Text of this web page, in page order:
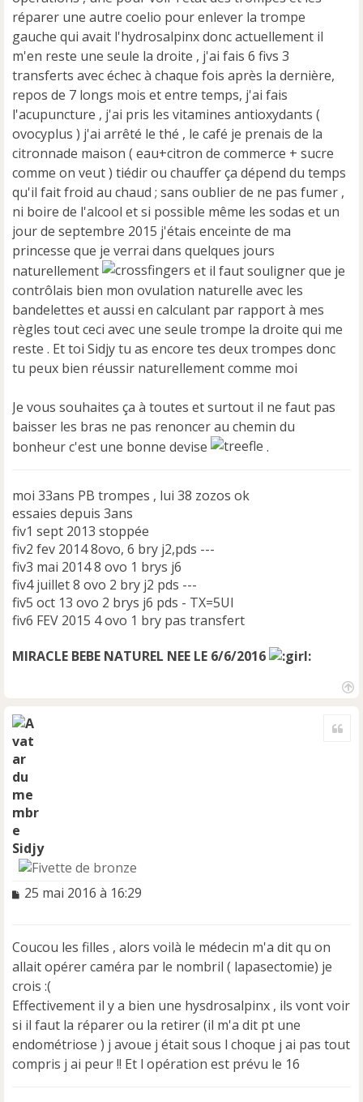
réparer une autre coelio pour enlever la trompe
gauche qui avait l'hydrosalpinx donc actuellement il
m'en reste une seule la droite , j'ai fais 6 fivs 3
transferts avec échec à chaque fois après la dernière,
repos de 7 longs mois et entre temps, j'ai fais
l'acupuncture , j'ai pris les vitamines antioxydants (
ovocyplus ) j'ai arrêté le thé , le café je prenais de la
citronnade maison ( eau+citron de commerce + sucre
comme on veut ) tiédir ou chauffer ça dépend du temps
qu'il fait froid au chaud ; sans oublier de ne pas fumer ,
ni boire de l'alcool et si possible même les sodas et un
jour de septembre 2015 j'étais enceinte de ma
princesse que je verrai dans quelques jours
naturellement
et il faut souligner que je
contrôlais bien mon ovulation naturelle avec les
bandelettes et aussi en calculant par rapport à mes
règles tout ceci avec une seule trompe la droite qui me
reste . Et toi Sidjy tu as encore tes deux trompes donc
tu peux bien réussir naturellement comme moi
Je vous souhaites ça à toutes et surtout il ne faut pas
baisser les bras ne pas renoncer au chemin du
bonheur c'est une bonne devise
.
moi 33ans PB trompes , lui 38 zozos ok
essaies depuis 3ans
fiv1 sept 2013 stoppée
fiv2 fev 2014 8ovo, 6 bry j2,pds ---
fiv3 mai 2014 8 ovo 1 brys j6
fiv4 juillet 8 ovo 2 bry j2 pds ---
fiv5 oct 13 ovo 2 brys j6 pds - TX=5UI
fiv6 FEV 2015 4 ovo 1 bry pas transfert
MIRACLE BEBE NATUREL NEE LE 6/6/2016
Sidjy
M
a
g
e
n
o
n
l
u
25 mai 2016 à 16:29
Coucou les filles , alors voilà le médecin m'a dit qu on
allait opérer caméra par le nombril ( lapasectomie) je
crois :(
Effectivement il y a bien une hysdrosalpinx , ils vont voir
si il faut la réparer ou la retirer (il m'a dit pt une
endométriose ) j avoue j était sous l choque j ai pas tout
compris j ai peur !! Et l opération est prévu le 16